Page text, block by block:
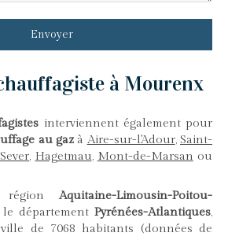
Envoyer
à Mourenx
interviennent également pour
au gazà Aire-sur-l'Adour, Saint-
, Hagetmau, Mont-de-Marsan ou
régionAquitaine-Limousin-Poitou-
département Pyrénées-Atlantiques,
de 7068 habitants (données de